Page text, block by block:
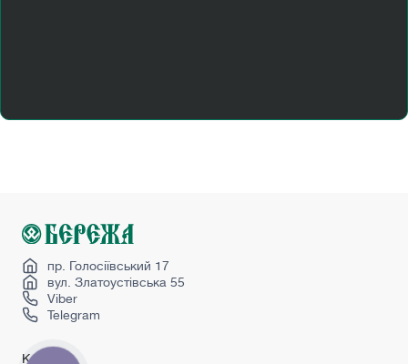
Лофт перегородки
Міжкімнатні двері скляні
Міжкімнатні двері сучасні
пр. Голосіївський 17
вул. Златоустівська 55
Viber
Telegram
Каталог